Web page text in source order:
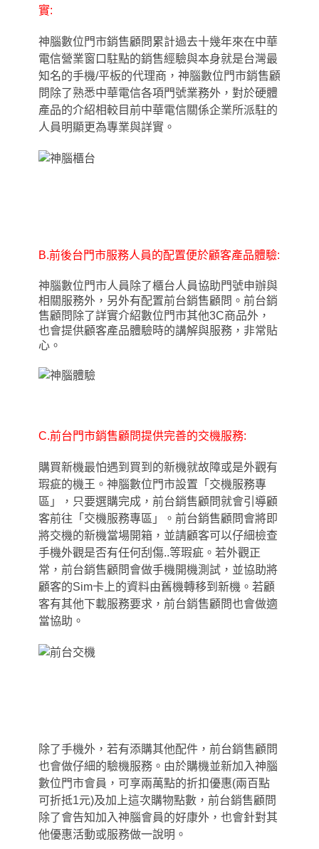
實:
神腦數位門市銷售顧問累計過去十幾年來在中華
電信營業窗口駐點的銷售經驗與本身就是台灣最
知名的手機/平板的代理商 ， 神腦數位門市銷售顧
問除了熟悉中華電信各項門號業務外 ， 對於硬體
產品的介紹相較目前中華電信關係企業所派駐的
人員明顯更為專業與詳實。
B.前後台門市服務人員的配置便於顧客產品體驗:
神腦數位門市人員除了櫃台人員協助門號申辦與
相關服務外，另外有配置前台銷售顧問。前台銷
售顧問除了詳實介紹數位門市其他3C商品外 ，
也會提供顧客產品體驗時的講解與服務 ， 非常貼
心。
C.前台門市銷售顧問提供完善的交機服務:
購買新機最怕遇到買到的新機就故障或是外觀有
瑕疵的機王。神腦數位門市設置 「 交機服務專
區 」， 只要選購完成，前台銷售顧問就會引導顧
客前往 「 交機服務專區 」
。前台銷售顧問會將即
將交機的新機當場開箱 ， 並請顧客可以仔細檢查
手機外觀是否有任何刮傷..等瑕疵。若外觀正
常 ， 前台銷售顧問會做手機開機測試，並協助將
顧客的Sim卡上的資料由舊機轉移到新機。若顧
客有其他下載服務要求 ， 前台銷售顧問也會做適
當協助。
除了手機外，若有添購其他配件，前台銷售顧問
也會做仔細的驗機服務。由於購機並新加入神腦
數位門市會員，可享兩萬點的折扣優惠(兩百點
可折抵1元)及加上這次購物點數，前台銷售顧問
除了會告知加入神腦會員的好康外，也會針對其
他優惠活動或服務做一說明。